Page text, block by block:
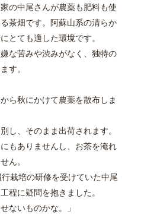
の中尾さんが農薬も肥料も使
茶畑です。阿蘇山系の清らか
とても適した環境です。
な苦みや渋みがなく、独特の
す。
ら秋にかけて農薬を散布しま
し、そのまま出荷されます。
もありませんし、お茶を淹れ
ん。
栽培の研修を受けていた中尾
程に疑問を抱きました。
ないものかな。」